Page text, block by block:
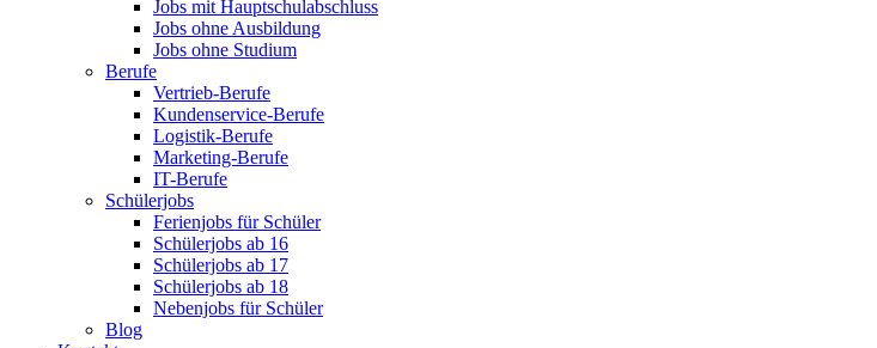
Jobs mit Hauptschulabschluss
Jobs ohne Ausbildung
Jobs ohne Studium
Berufe
Vertrieb-Berufe
Kundenservice-Berufe
Logistik-Berufe
Marketing-Berufe
IT-Berufe
Schülerjobs
Ferienjobs für Schüler
Schülerjobs ab 16
Schülerjobs ab 17
Schülerjobs ab 18
Nebenjobs für Schüler
Blog